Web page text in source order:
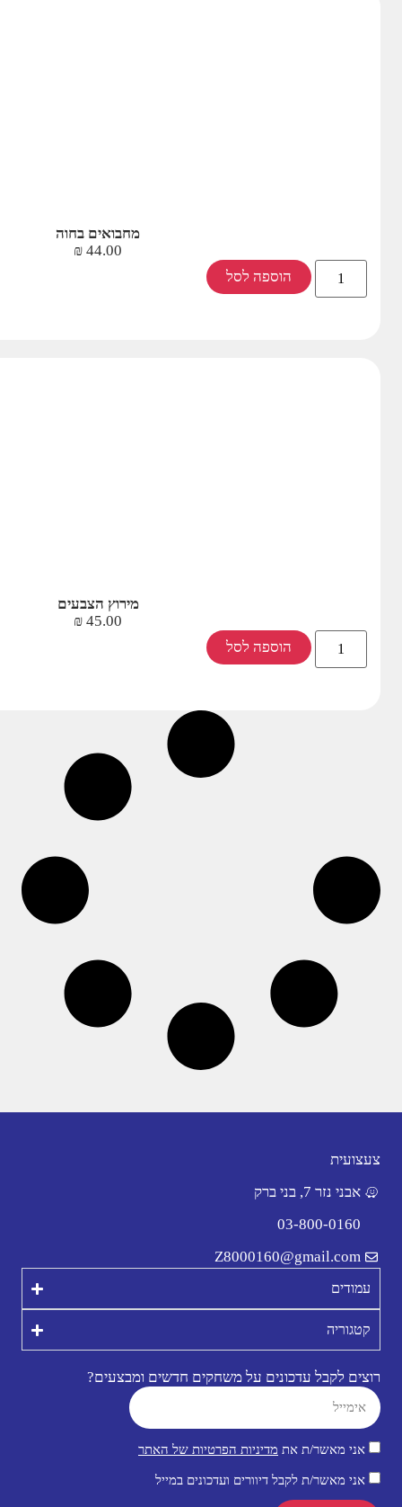
מחבואים בחוה
44.00
₪
הוספה לסל
מירוץ הצבעים
45.00
₪
הוספה לסל
צעצועית
אבני נזר 7, בני ברק
03-800-0160
Z8000160@gmail.com
עמודים
קטגוריה
רוצים לקבל עדכונים על משחקים חדשים ומבצעים?
אני מאשר/ת את מדיניות הפרטיות של האתר
אני מאשר/ת לקבל דיוורים ועדכונים במייל